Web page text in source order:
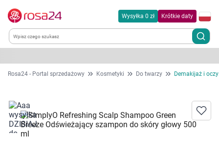
Wysyłka 0 zł Krótkie daty
Kategorie
Dla zwierząt
Rosa24 - Portal sprzedażowy Kosmetyki Do twarzy Demakijaż i